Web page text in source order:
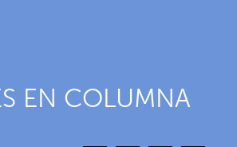
EN COLUMNA